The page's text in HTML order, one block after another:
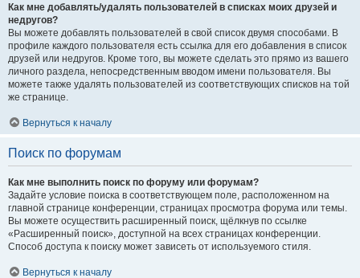
Как мне добавлять/удалять пользователей в списках моих друзей и
недругов?
Вы можете добавлять пользователей в свой список двумя способами. В
профиле каждого пользователя есть ссылка для его добавления в список
друзей или недругов. Кроме того, вы можете сделать это прямо из вашего
личного раздела, непосредственным вводом имени пользователя. Вы
можете также удалять пользователей из соответствующих списков на той
же странице.
Вернуться к началу
Поиск по форумам
Как мне выполнить поиск по форуму или форумам?
Задайте условие поиска в соответствующем поле, расположенном на
главной странице конференции, страницах просмотра форума или темы.
Вы можете осуществить расширенный поиск, щёлкнув по ссылке
«Расширенный поиск», доступной на всех страницах конференции.
Способ доступа к поиску может зависеть от используемого стиля.
Вернуться к началу